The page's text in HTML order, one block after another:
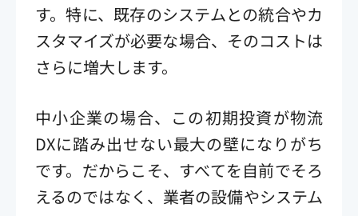
す。特に、既存のシステムとの統合やカ
スタマイズが必要な場合、そのコストは
さらに増大します。
中小企業の場合、この初期投資が物流
DXに踏み出せない最大の壁になりがち
です。だからこそ、すべてを自前でそろ
えるのではなく、業者の設備やシステム